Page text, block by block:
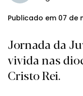
Publicado em 07 de
Jornada da
vivida nas
Cristo Rei.